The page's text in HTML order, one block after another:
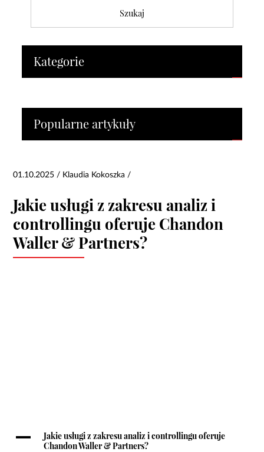
Kategorie
Popularne artykuły
01.10.2025 / Klaudia Kokoszka /
Jakie usługi z zakresu analiz i
controllingu oferuje Chandon
Waller & Partners?
A
Jakie usługi z zakresu analiz i controllingu oferuje
Chandon Waller & Partners?